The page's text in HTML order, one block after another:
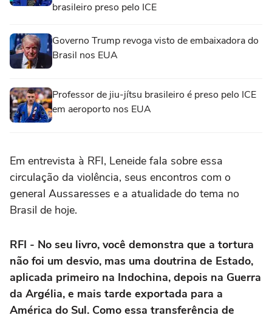
brasileiro preso pelo ICE
Governo Trump revoga visto de embaixadora do
Brasil nos EUA
Professor de jiu-jítsu brasileiro é preso pelo ICE
em aeroporto nos EUA
Em entrevista à RFI, Leneide fala sobre essa
circulação da violência, seus encontros com o
general Aussaresses e a atualidade do tema no
Brasil de hoje.
RFI - No seu livro, você demonstra que a tortura
não foi um desvio, mas uma doutrina de Estado,
aplicada primeiro na Indochina, depois na Guerra
da Argélia, e mais tarde exportada para a
América do Sul. Como essa transferência de